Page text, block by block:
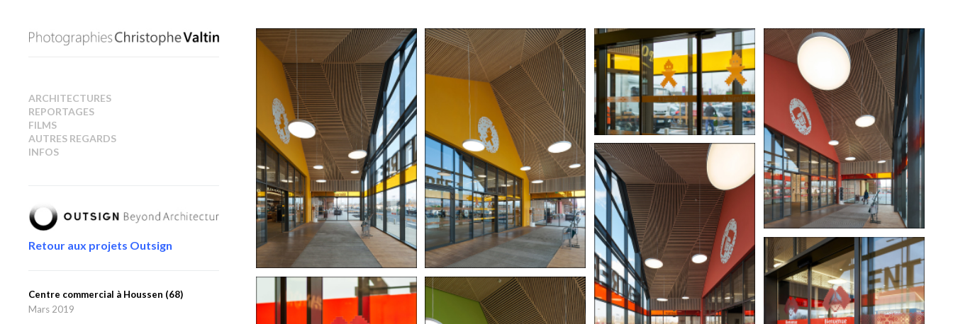
ARCHITECTURES
REPORTAGES
FILMS
AUTRES REGARDS
INFOS
Retour aux projets Outsign
Centre commercial à Houssen (68)
Mars 2019